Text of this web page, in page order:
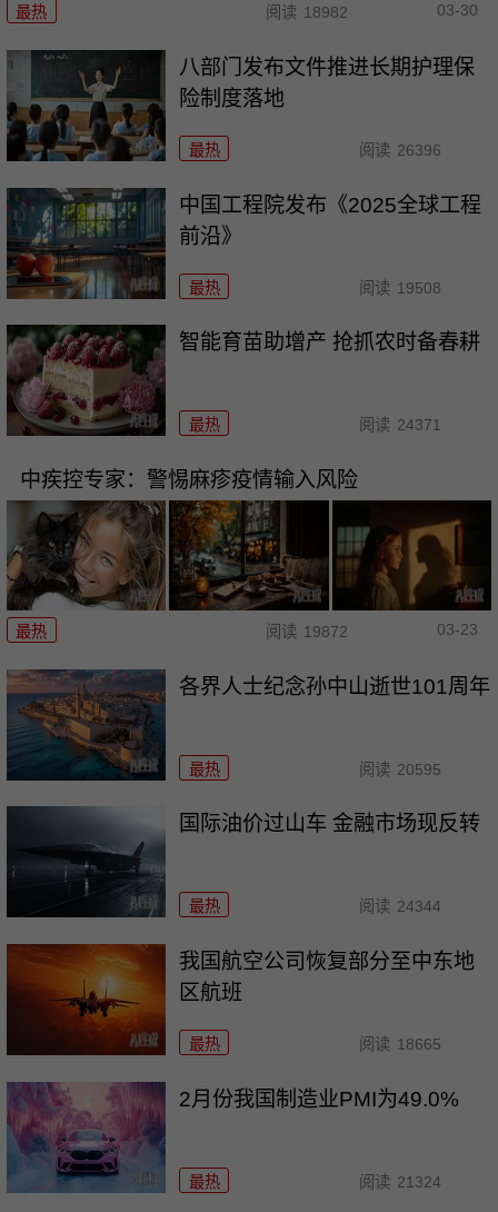
最热 阅读 18982 03-30
八部门发布文件推进长期护理保
险制度落地
最热 阅读 26396
中国工程院发布《2025全球工程
前沿》
最热 阅读 19508
智能育苗助增产 抢抓农时备春耕
最热 阅读 24371
中疾控专家：警惕麻疹疫情输入风险
最热 阅读 19872 03-23
各界人士纪念孙中山逝世101周年
最热 阅读 20595
国际油价过山车 金融市场现反转
最热 阅读 24344
我国航空公司恢复部分至中东地
区航班
最热 阅读 18665
2月份我国制造业PMI为49.0%
最热 阅读 21324